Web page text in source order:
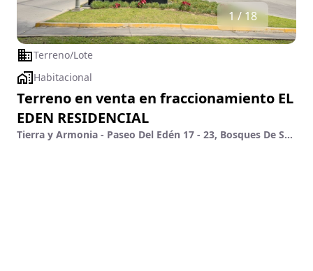
1 / 18
Terreno/Lote
Habitacional
Terreno en venta en fraccionamiento EL
EDEN RESIDENCIAL
Tierra y Armonia - Paseo Del Edén 17 - 23, Bosques De Santa Anita, Tlajomulco De Zúñiga, Jalisco